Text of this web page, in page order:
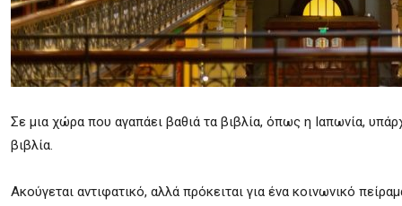
Σε μια χώρα που αγαπάει βαθιά τα βιβλία, όπως η Ιαπωνία,
βιβλία.
Ακούγεται αντιφατικό, αλλά πρόκειται για ένα κοινωνικό